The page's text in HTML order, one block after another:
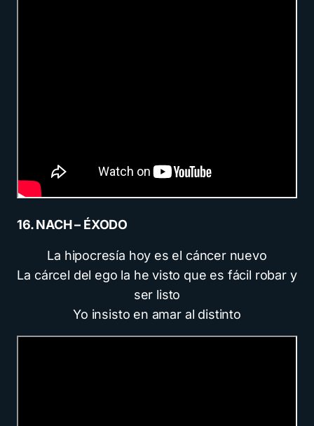
16. NACH – ÉXODO
La hipocresía hoy es el cáncer nuevo
La cárcel del ego la he visto que es fácil robar y
ser listo
Yo insisto en amar al distinto